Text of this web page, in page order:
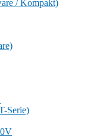
/ Kompakt)
Serie)